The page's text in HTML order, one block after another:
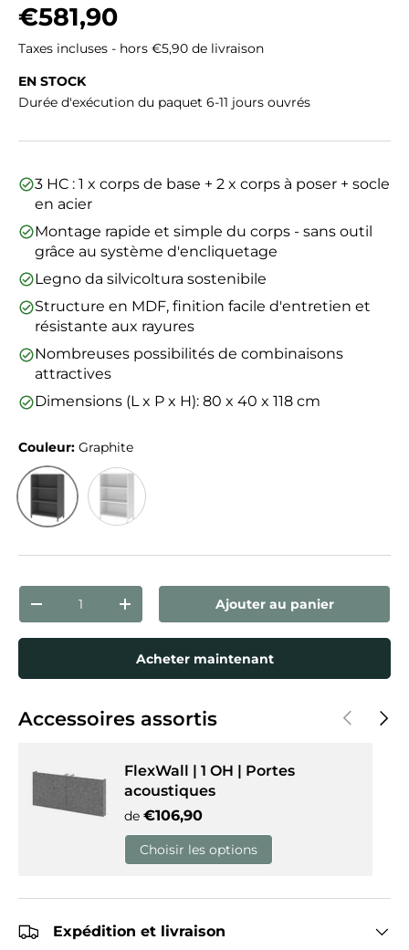
Prix habituel
€581,90
Taxes incluses - hors €5,90 de livraison
EN STOCK
Durée d'exécution du paquet 6-11 jours ouvrés
3 HC : 1 x corps de base + 2 x corps à poser + socle
en acier
Montage rapide et simple du corps - sans outil
grâce au système d'encliquetage
Legno da silvicoltura sostenibile
Structure en MDF, finition facile d'entretien et
résistante aux rayures
Nombreuses possibilités de combinaisons
attractives
Dimensions (L x P x H): 80 x 40 x 118 cm
Couleur: Graphite
Graphite
Qté
Diminuer la quantitéAugmenter la quantité
Ajouter au panier
Acheter maintenant
Accessoires assortis Précédent
FlexWall | 1 OH | Portes
acoustiques
de Prix habituel
€106,90
Choisir les options
Expédition et livraison